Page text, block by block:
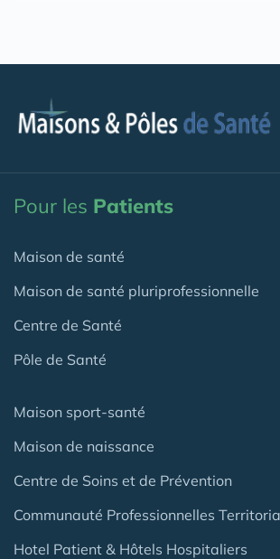
Pour les Patients
Maison de santé
Maison de santé pluriprofessionnelle
Centre de Santé
Pôle de Santé
Maison sport-santé
Maison de naissance
Centre de Soins et de Prévention
Communauté Professionnelles
Hotel Patient & Hôtels Hospitaliers